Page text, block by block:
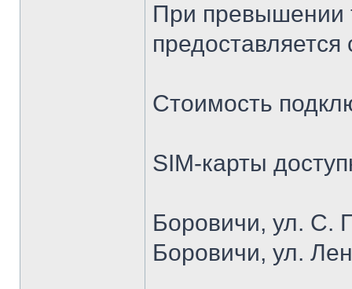
При превышении
Стоимость
SIM-карты
Боровичи, ул. С.
Боровичи, ул.